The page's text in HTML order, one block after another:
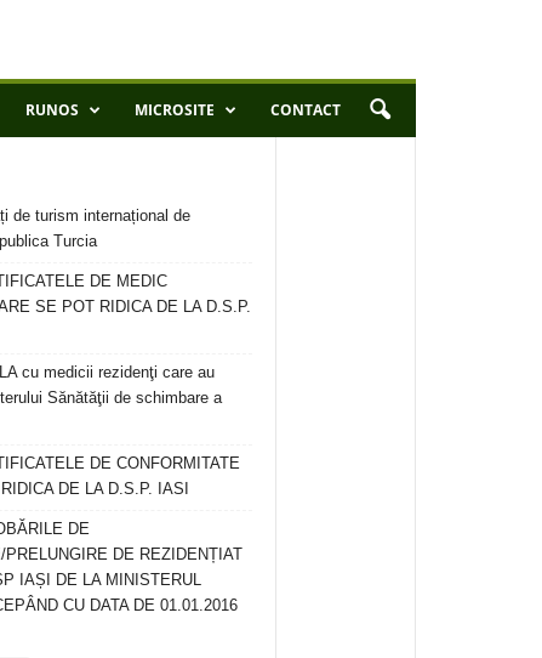
RUNOS MICROSITE CONTACT
de turism internațional de
Turcia
DE MEDIC
SE POT RIDICA DE LA D.S.P.
cu medicii rezidenţi care au
Sănătăţii de schimbare a
DE CONFORMITATE
DE LA D.S.P. IASI
DE
PRELUNGIRE DE REZIDENȚIAT
IAȘI DE LA MINISTERUL
CU DATA DE 01.01.2016